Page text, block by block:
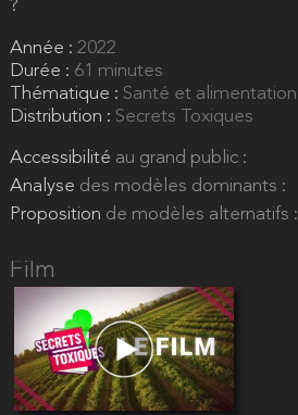
?
Année : 2022
Durée : 61 minutes
Thématique : Santé et alimentation
Distribution : Secrets Toxiques
Accessibilité au grand public :
Analyse des modèles dominants :
Proposition de modèles alternatifs :
Film